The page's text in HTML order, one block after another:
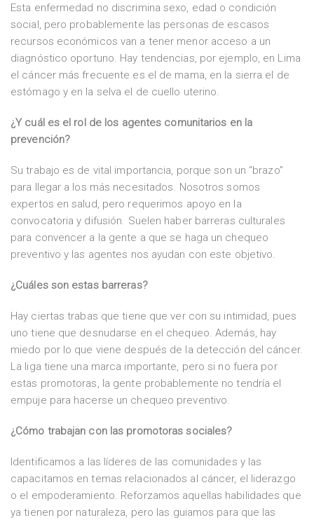
Esta enfermedad no discrimina sexo, edad o condición
social, pero probablemente las personas de escasos
recursos económicos van a tener menor acceso a un
diagnóstico oportuno. Hay tendencias, por ejemplo, en Lima
el cáncer más frecuente es el de mama, en la sierra el de
estómago y en la selva el de cuello uterino.
¿Y cuál es el rol de los agentes comunitarios en la
prevención?
Su trabajo es de vital importancia, porque son un “brazo”
para llegar a los más necesitados. Nosotros somos
expertos en salud, pero requerimos apoyo en la
convocatoria y difusión. Suelen haber barreras culturales
para convencer a la gente a que se haga un chequeo
preventivo y las agentes nos ayudan con este objetivo.
¿Cuáles son estas barreras?
Hay ciertas trabas que tiene que ver con su intimidad, pues
uno tiene que desnudarse en el chequeo. Además, hay
miedo por lo que viene después de la detección del cáncer.
La liga tiene una marca importante, pero si no fuera por
estas promotoras, la gente probablemente no tendría el
empuje para hacerse un chequeo preventivo.
¿Cómo trabajan con las promotoras sociales?
Identificamos a las líderes de las comunidades y las
capacitamos en temas relacionados al cáncer, el liderazgo
o el empoderamiento. Reforzamos aquellas habilidades que
ya tienen por naturaleza, pero las guiamos para que las